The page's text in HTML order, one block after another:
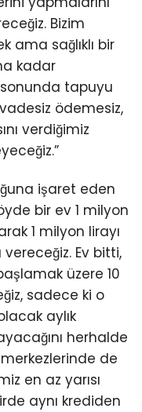
Bizim
ama sağlıklı bir
kadar
tapuyu
ödemesiz,
verdiğimiz
işaret eden
bir ev 1 milyon
1 milyon lirayı
Ev bitti,
üzere 10
sadece ki o
aylık
herhalde
de
en az yarısı
aynı krediden